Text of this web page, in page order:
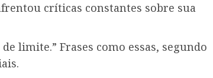
críticas constantes sobre sua
limite.” Frases como essas, segundo